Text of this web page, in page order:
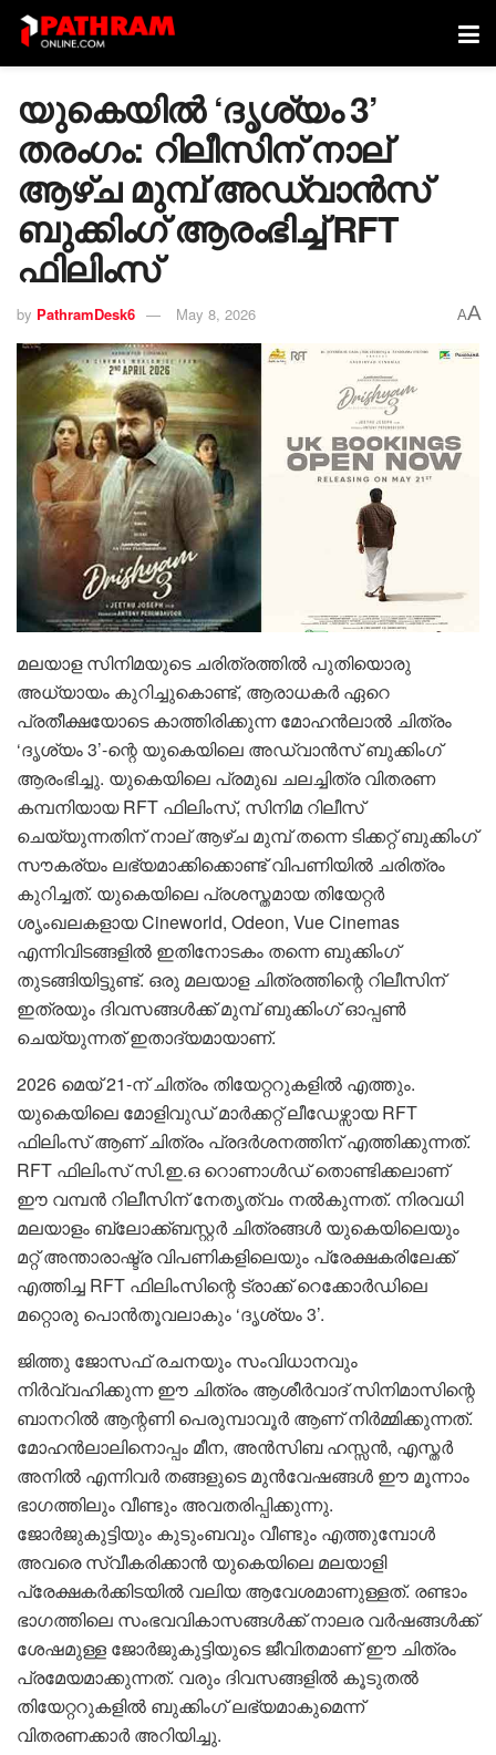
യുകെയിൽ ‘ദൃശ്യം 3’
തരംഗം: റിലീസിന് നാല്
ആഴ്ച മുമ്പ് അഡ്വാൻസ്
ബുക്കിംഗ് ആരംഭിച്ച് RFT
ഫിലിംസ്
by PathramDesk6 May 8, 2026 AA
മലയാള സിനിമയുടെ ചരിത്രത്തിൽ പുതിയൊരു
അധ്യായം കുറിച്ചുകൊണ്ട്, ആരാധകർ ഏറെ
പ്രതീക്ഷയോടെ കാത്തിരിക്കുന്ന മോഹൻലാൽ ചിത്രം
‘ദൃശ്യം 3’-ന്റെ യുകെയിലെ അഡ്വാൻസ് ബുക്കിംഗ്
ആരംഭിച്ചു. യുകെയിലെ പ്രമുഖ ചലച്ചിത്ര വിതരണ
കമ്പനിയായ RFT ഫിലിംസ്, സിനിമ റിലീസ്
ചെയ്യുന്നതിന് നാല് ആഴ്ച മുമ്പ് തന്നെ ടിക്കറ്റ് ബുക്കിംഗ്
സൗകര്യം ലഭ്യമാക്കിക്കൊണ്ട് വിപണിയിൽ ചരിത്രം
കുറിച്ചത്. യുകെയിലെ പ്രശസ്തമായ തിയേറ്റർ
ശൃംഖലകളായ Cineworld, Odeon, Vue Cinemas
എന്നിവിടങ്ങളിൽ ഇതിനോടകം തന്നെ ബുക്കിംഗ്
തുടങ്ങിയിട്ടുണ്ട്. ഒരു മലയാള ചിത്രത്തിന്റെ റിലീസിന്
ഇത്രയും ദിവസങ്ങൾക്ക് മുമ്പ് ബുക്കിംഗ് ഓപ്പൺ
ചെയ്യുന്നത് ഇതാദ്യമായാണ്.
2026 മെയ് 21-ന് ചിത്രം തിയേറ്ററുകളിൽ എത്തും.
യുകെയിലെ മോളിവുഡ് മാർക്കറ്റ് ലീഡേഴ്സായ RFT
ഫിലിംസ് ആണ് ചിത്രം പ്രദർശനത്തിന് എത്തിക്കുന്നത്.
RFT ഫിലിംസ് സി.ഇ.ഒ റൊണാൾഡ് തൊണ്ടിക്കലാണ്
ഈ വമ്പൻ റിലീസിന് നേതൃത്വം നൽകുന്നത്. നിരവധി
മലയാളം ബ്ലോക്ക്ബസ്റ്റർ ചിത്രങ്ങൾ യുകെയിലെയും
മറ്റ് അന്താരാഷ്ട്ര വിപണികളിലെയും പ്രേക്ഷകരിലേക്ക്
എത്തിച്ച RFT ഫിലിംസിന്റെ ട്രാക്ക് റെക്കോർഡിലെ
മറ്റൊരു പൊൻതൂവലാകും ‘ദൃശ്യം 3’.
ജിത്തു ജോസഫ് രചനയും സംവിധാനവും
നിർവ്വഹിക്കുന്ന ഈ ചിത്രം ആശീർവാദ് സിനിമാസിന്റെ
ബാനറിൽ ആന്റണി പെരുമ്പാവൂർ ആണ് നിർമ്മിക്കുന്നത്.
മോഹൻലാലിനൊപ്പം മീന, അൻസിബ ഹസ്സൻ, എസ്തർ
അനിൽ എന്നിവർ തങ്ങളുടെ മുൻവേഷങ്ങൾ ഈ മൂന്നാം
ഭാഗത്തിലും വീണ്ടും അവതരിപ്പിക്കുന്നു.
ജോർജുകുട്ടിയും കുടുംബവും വീണ്ടും എത്തുമ്പോൾ
അവരെ സ്വീകരിക്കാൻ യുകെയിലെ മലയാളി
പ്രേക്ഷകർക്കിടയിൽ വലിയ ആവേശമാണുള്ളത്. രണ്ടാം
ഭാഗത്തിലെ സംഭവവികാസങ്ങൾക്ക് നാലര വർഷങ്ങൾക്ക്
ശേഷമുള്ള ജോർജുകുട്ടിയുടെ ജീവിതമാണ് ഈ ചിത്രം
പ്രമേയമാക്കുന്നത്. വരും ദിവസങ്ങളിൽ കൂടുതൽ
തിയേറ്ററുകളിൽ ബുക്കിംഗ് ലഭ്യമാകുമെന്ന്
വിതരണക്കാർ അറിയിച്ചു.